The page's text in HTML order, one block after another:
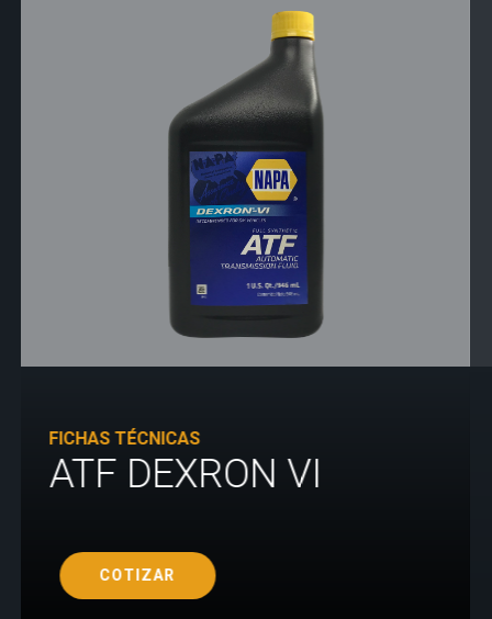
FICHAS TÉCNICAS
ATF DEXRON VI
COTIZAR